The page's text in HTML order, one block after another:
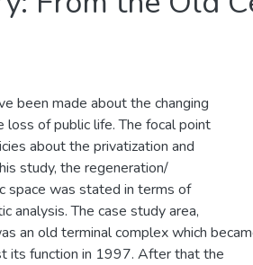
been made about the changing
loss of public life. The focal point
about the privatization and
study, the regeneration/
space was stated in terms of
analysis. The case study area,
an old terminal complex which
its function in 1997. After that the